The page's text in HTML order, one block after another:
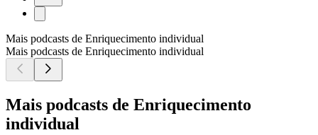
Mais podcasts de Enriquecimento individual
Mais podcasts de Enriquecimento individual
Mais podcasts de Enriquecimento
individual